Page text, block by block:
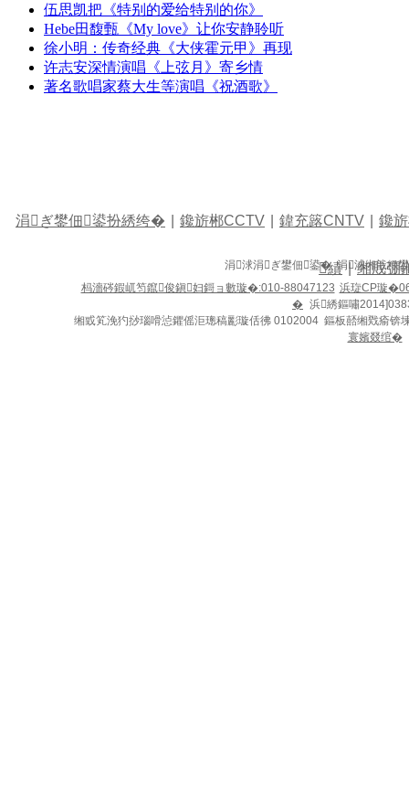
伍思凯把《特别的爱给特别的你》
Hebe田馥甄《My love》让你安静聆听
徐小明：传奇经典《大侠霍元甲》再现
许志安深情演唱《上弦月》寄乡情
著名歌唱家蔡大生等演唱《祝酒歌》
涓ぎ鐢佃鍙扮綉绔� 鑱旂郴CCTV 鍏充簬CNTV 鑱
績 | 缃戝弸
涓浗涓ぎ鐢佃鍙� 涓浗缃戠粶
杩濇硶鍜屼笉鑹俊鎭妇鎶ョ數璇�:010-88047123 浜琁CP璇
� 浜綉鏂嘯
缃戜笂浼犳挱瑙嗗惉鑺傜洰璁稿彲璇佸彿 0102004 鏂板嚭缃戣瘉
寰嬪叕绾�